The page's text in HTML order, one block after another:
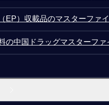
EP）収載品のマスターファ
の中国ドラッグマスターフ